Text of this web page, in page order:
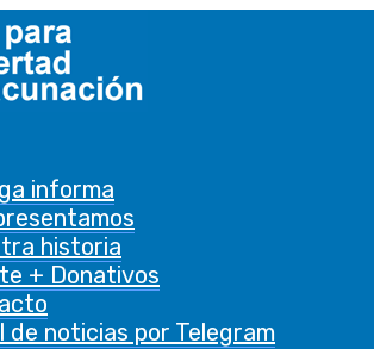
informa
historia
+ Donativos
de noticias por Telegram